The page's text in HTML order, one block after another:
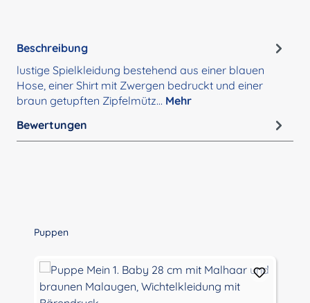
Beschreibung
lustige Spielkleidung bestehend aus einer blauen
Hose, einer Shirt mit Zwergen bedruckt und einer
braun getupften Zipfelmütz… Mehr
Bewertungen
Produktgalerie überspringen
Puppen